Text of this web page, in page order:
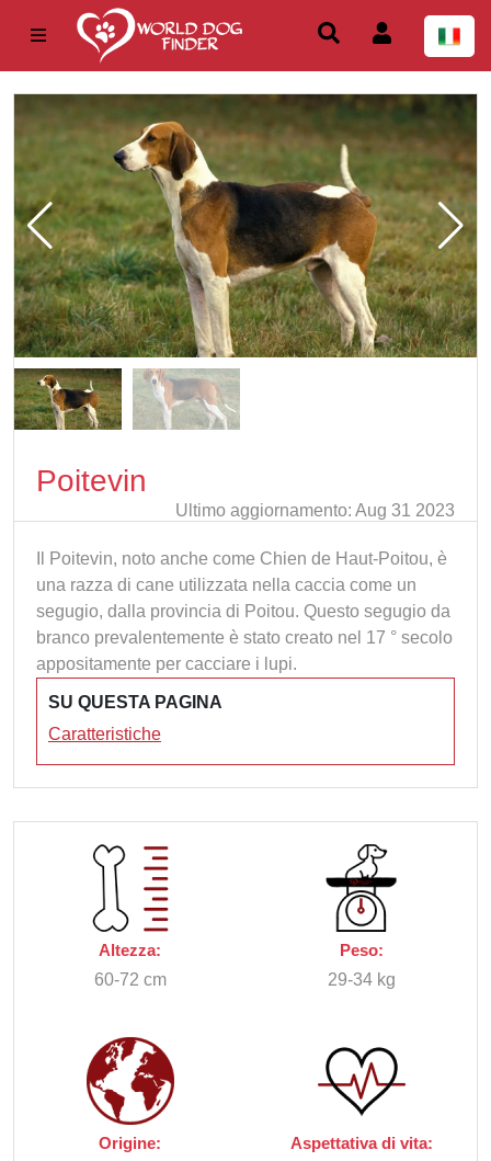
Poitevin
Ultimo aggiornamento: Aug 31 2023
Il Poitevin, noto anche come Chien de Haut-Poitou, è
una razza di cane utilizzata nella caccia come un
segugio, dalla provincia di Poitou. Questo segugio da
branco prevalentemente è stato creato nel 17 ° secolo
appositamente per cacciare i lupi.
SU QUESTA PAGINA
Caratteristiche
Altezza:
60-72 cm
Peso:
29-34 kg
Origine: Aspettativa di vita: